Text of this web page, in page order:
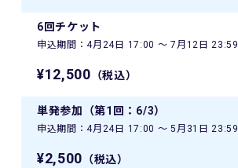
6回チケット
申込期間：4月24日 17:00 〜 7月12日 23:59
¥12,500 （税込）
単発参加（第1回：6/3）
申込期間：4月24日 17:00 〜 5月31日 23:59
¥2,500 （税込）